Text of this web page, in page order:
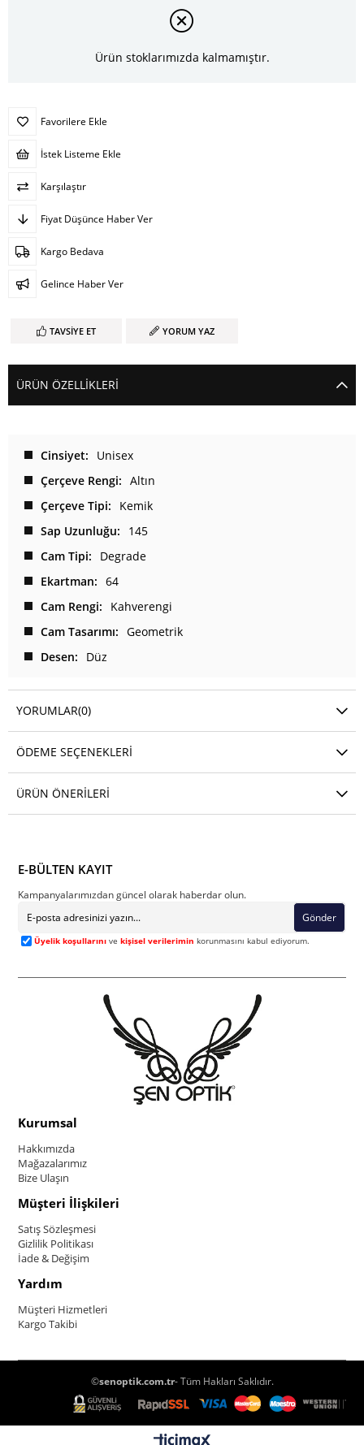
Ürün stoklarımızda kalmamıştır.
Favorilere Ekle
İstek Listeme Ekle
Karşılaştır
Fiyat Düşünce Haber Ver
Kargo Bedava
Gelince Haber Ver
TAVSIYE ET YORUM YAZ
ÜRÜN ÖZELLIKLERI
Cinsiyet
Unisex
Çerçeve Rengi
Altın
Çerçeve Tipi
Kemik
Sap Uzunluğu
145
Cam Tipi
Degrade
Ekartman
64
Cam Rengi
Kahverengi
Cam Tasarımı
Geometrik
Desen
Düz
YORUMLAR(0)
ÖDEME SEÇENEKLERI
ÜRÜN ÖNERILERI
E-BÜLTEN KAYIT
Kampanyalarımızdan güncel olarak haberdar olun.
Gönder
Üyelik koşullarını vekişisel verilerimin korunmasını kabul ediyorum.
Kurumsal
Hakkımızda
Mağazalarımız
Bize Ulaşın
Müşteri İlişkileri
Satış Sözleşmesi
Gizlilik Politikası
İade & Değişim
Yardım
Müşteri Hizmetleri
Kargo Takibi
©senoptik.com.tr- Tüm Hakları Saklıdır.